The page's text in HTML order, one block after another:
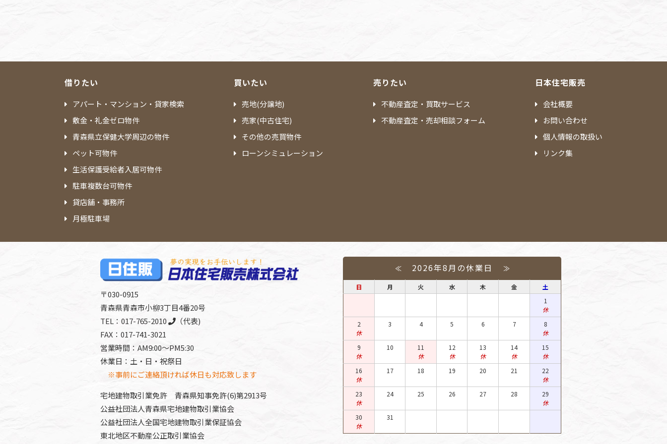
借りたい
アパート・マンション・貸家検索
敷金・礼金ゼロ物件
青森県立保健大学周辺の物件
ペット可物件
生活保護受給者入居可物件
駐車複数台可物件
貸店舗・事務所
月極駐車場
買いたい
売地(分譲地)
売家(中古住宅)
その他の売買物件
ローンシミュレーション
売りたい
不動産査定・買取サービス
不動産査定・売却相談フォーム
日本住宅販売
会社概要
お問い合わせ
個人情報の取扱い
リンク集
〒030-0915
青森県青森市小柳3丁目4番20号
TEL： 017-765-2010
（代表)
FAX：017-741-3021
営業時間：AM9:00～PM5:30
休業日：土・日・祝祭日
※事前にご連絡頂ければ休日も対応致します
宅地建物取引業免許 青森県知事免許(6)第2913号
公益社団法人青森県宅地建物取引業協会
公益社団法人全国宅地建物取引業保証協会
東北地区不動産公正取引業協会
≪ 2026年8月の休業日 ≫
日 月 火 水 木 金
土
1
休
2
休
3 4 5 6 7
8
休
9
休
10
11
休
12
休
13
休
14
休
15
休
16
休
17 18 19 20 21
22
休
23
休
24 25 26 27 28
29
休
30
休
31